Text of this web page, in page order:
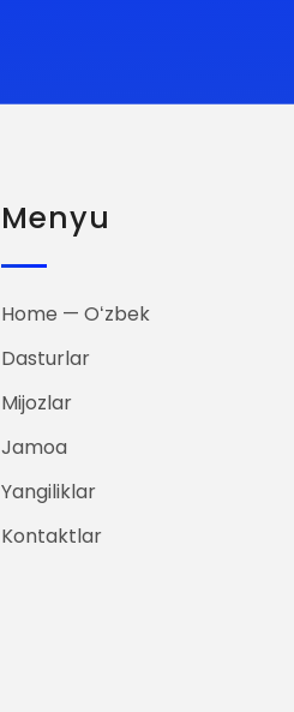
Menyu
Home — Oʻzbek
Dasturlar
Mijozlar
Jamoa
Yangiliklar
Kontaktlar